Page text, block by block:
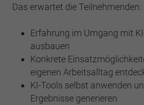
Das erwartet die Teilnehmenden:
Erfahrung im Umgang mit
ausbauen
Konkrete
eigenen Arbeitsalltag
KI-Tools selbst anwenden
Ergebnisse generieren